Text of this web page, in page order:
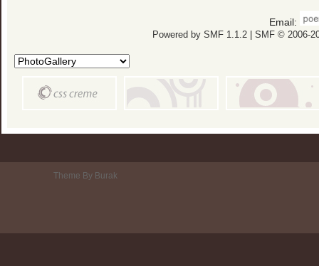
Email:
Powered by SMF 1.1.2| SMF © 2006-
Theme By Burak